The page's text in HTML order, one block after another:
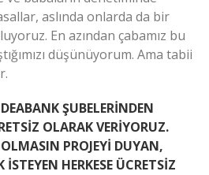
aslında onlarda da bir
En azından çabamız bu
düşünüyorum. Ama tabii
ŞUBELERİNDEN
OLARAK VERİYORUZ.
PROJEYİ DUYAN,
HERKESE ÜCRETSİZ